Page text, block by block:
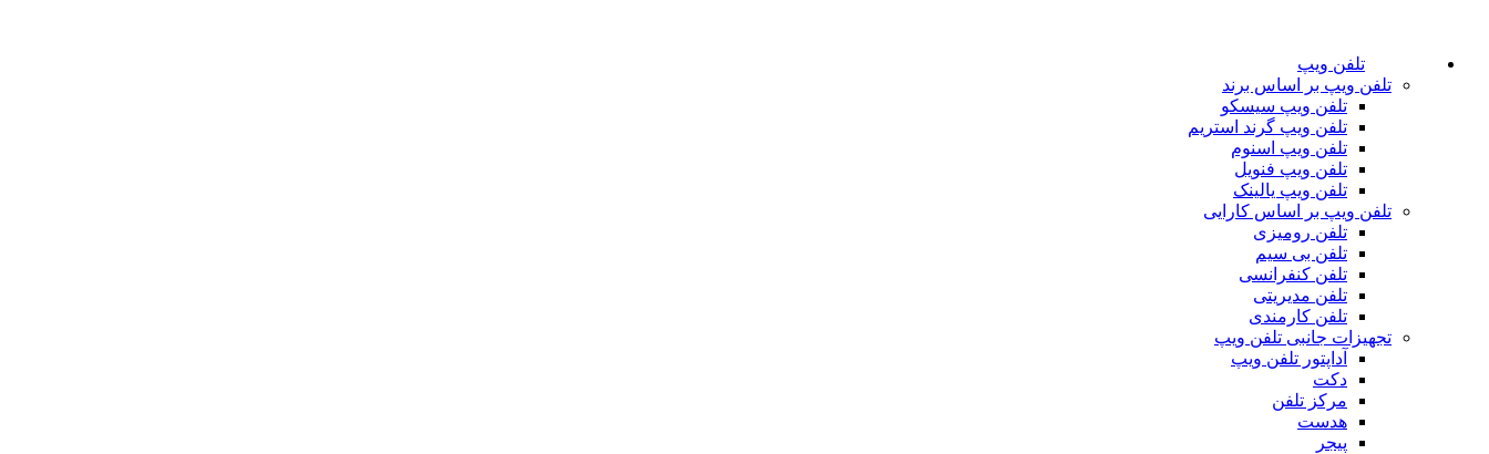
تلفن ویپ
تلفن ویپ بر اساس برند
تلفن ویپ سیسکو
تلفن ویپ گرند استریم
تلفن ویپ اسنوم
تلفن ویپ فنویل
تلفن ویپ یالینک
تلفن ویپ بر اساس کارایی
تلفن رومیزی
تلفن بی سیم
تلفن کنفرانسی
تلفن مدیریتی
تلفن کارمندی
تجهیزات جانبی تلفن ویپ
آداپتور تلفن ویپ
دکت
مرکز تلفن
هدست
پیجر